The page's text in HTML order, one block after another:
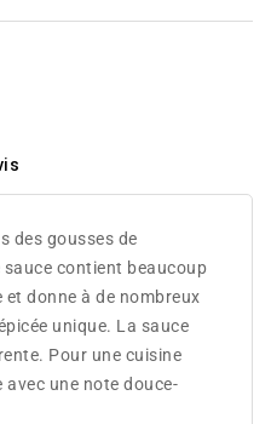
des gousses de
contient beaucoup
donne à de nombreux
unique. La sauce
Pour une cuisine
une note douce-